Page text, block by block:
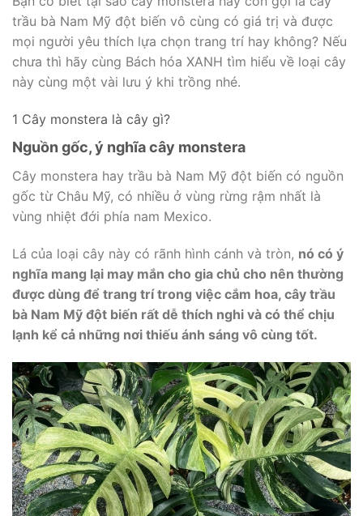
trầu bà Nam Mỹ đột biến vô cùng có giá trị và được
mọi người yêu thích lựa chọn trang trí hay không? Nếu
chưa thì hãy cùng Bách hóa XANH tìm hiểu về loại cây
này cùng một vài lưu ý khi trồng nhé.
1 Cây monstera là cây gì?
Nguồn gốc, ý nghĩa cây monstera
Cây monstera hay trầu bà Nam Mỹ đột biến có nguồn
gốc từ Châu Mỹ, có nhiều ở vùng rừng rậm nhất là
vùng nhiệt đới phía nam Mexico.
Lá của loại cây này có rãnh hình cánh và tròn, nó có ý
nghĩa mang lại may mắn cho gia chủ cho nên thường
được dùng để trang trí trong việc cắm hoa, cây trầu
bà Nam Mỹ đột biến rất dễ thích nghi và có thể chịu
lạnh kể cả những nơi thiếu ánh sáng vô cùng tốt.